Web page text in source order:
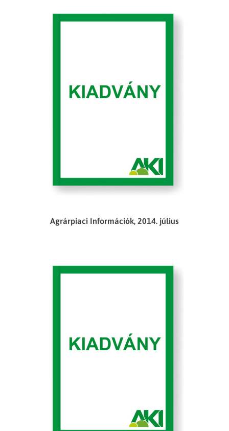
Agrárpiaci Információk, 2014. július